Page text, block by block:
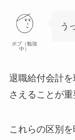
ボブ（勉強
中）
う
退職給付会計
さえることが重
これらの区別